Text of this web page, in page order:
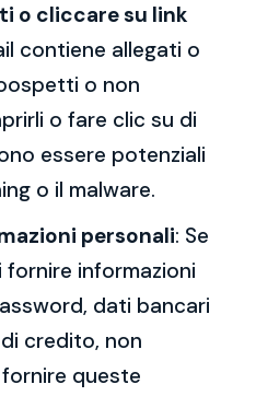
o cliccare su link
contiene allegati o
o non
o fare clic su di
essere potenziali
o il malware.
personali: Se
fornire informazioni
dati bancari
credito, non
queste